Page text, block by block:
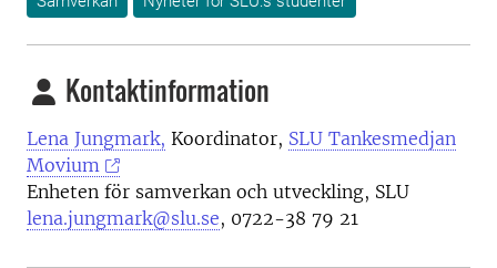
Kontaktinformation
Lena Jungmark, Koordinator, SLU Tankesmedjan
Movium
Enheten för samverkan och utveckling, SLU
lena.jungmark@slu.se, 0722-38 79 21